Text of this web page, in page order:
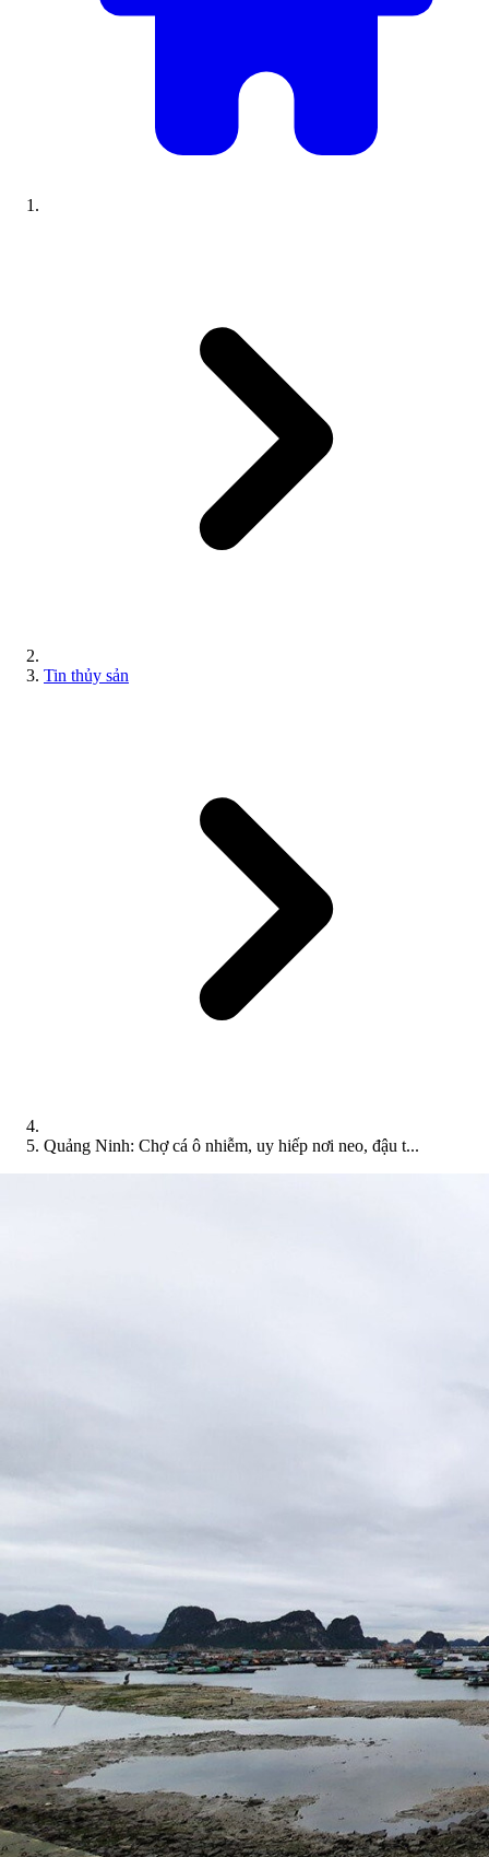
Tin thủy sản
Quảng Ninh: Chợ cá ô nhiễm, uy hiếp nơi neo, đậu t...